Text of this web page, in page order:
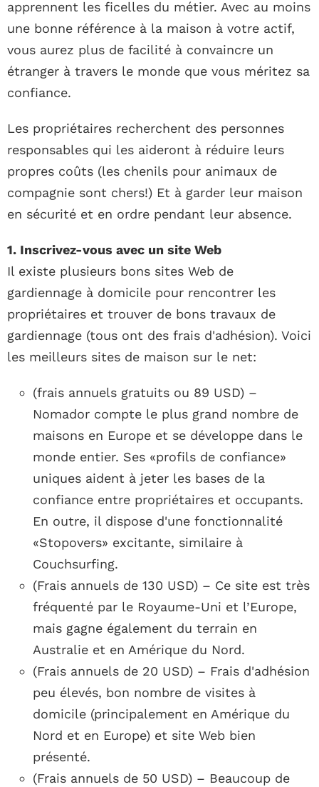
apprennent les ficelles du métier. Avec au moins
une bonne référence à la maison à votre actif,
vous aurez plus de facilité à convaincre un
étranger à travers le monde que vous méritez sa
confiance.
Les propriétaires recherchent des personnes
responsables qui les aideront à réduire leurs
propres coûts (les chenils pour animaux de
compagnie sont chers!) Et à garder leur maison
en sécurité et en ordre pendant leur absence.
1. Inscrivez-vous avec un site Web
Il existe plusieurs bons sites Web de
gardiennage à domicile pour rencontrer les
propriétaires et trouver de bons travaux de
gardiennage (tous ont des frais d'adhésion). Voici
les meilleurs sites de maison sur le net:
(frais annuels gratuits ou 89 USD) –
Nomador compte le plus grand nombre de
maisons en Europe et se développe dans le
monde entier. Ses «profils de confiance»
uniques aident à jeter les bases de la
confiance entre propriétaires et occupants.
En outre, il dispose d'une fonctionnalité
«Stopovers» excitante, similaire à
Couchsurfing.
(Frais annuels de 130 USD) – Ce site est très
fréquenté par le Royaume-Uni et l’Europe,
mais gagne également du terrain en
Australie et en Amérique du Nord.
(Frais annuels de 20 USD) – Frais d'adhésion
peu élevés, bon nombre de visites à
domicile (principalement en Amérique du
Nord et en Europe) et site Web bien
présenté.
(Frais annuels de 50 USD) – Beaucoup de